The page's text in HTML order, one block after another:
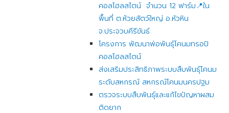
คอลโฮลสไตน์ จำนวน 12 ฟาร์ม📍ใน
พื้นที่ ต.ห้วยสัตว์ใหญ่ อ.หัวหิน
จ.ประจวบคีรีขันธ์
โครงการ พัฒนาพ่อพันธุ์โคนมทรอปิ
คอลโฮลสไตน์
ส่งเสริมประสิทธิภาพระบบสืบพันธุ์โคนม
ระดับสหกรณ์ สหกรณ์โคนมนครปฐม
ตรวจระบบสืบพันธุ์และแก้ไขปัญหาผสม
ติดยาก